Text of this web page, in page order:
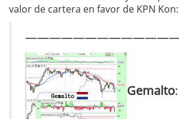
valor de cartera en favor de KPN Kon:
Gemalto